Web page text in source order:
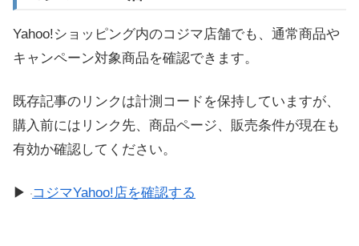
Yahoo!ショッピング内のコジマ店舗でも、通常商品や
キャンペーン対象商品を確認できます。
既存記事のリンクは計測コードを保持していますが、
購入前にはリンク先、商品ページ、販売条件が現在も
有効か確認してください。
▶ コジマYahoo!店を確認する